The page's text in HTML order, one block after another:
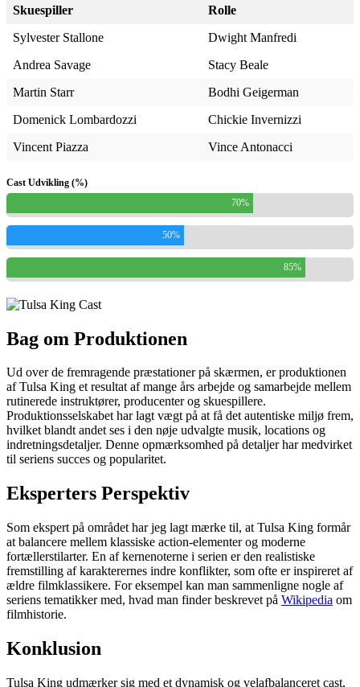
Skuespiller
Rolle
Sylvester Stallone
Dwight Manfredi
Andrea Savage
Stacy Beale
Martin Starr
Bodhi Geigerman
Domenick Lombardozzi
Chickie Invernizzi
Vincent Piazza
Vince Antonacci
Cast Udvikling (%)
70%
50%
85%
Bag om Produktionen
Ud over de fremragende præstationer på skærmen, er produktionen
af Tulsa King et resultat af mange års arbejde og samarbejde mellem
rutinerede instruktører, producenter og skuespillere.
Produktionsselskabet har lagt vægt på at få det autentiske miljø frem,
hvilket blandt andet ses i den nøje udvalgte musik, locations og
indretningsdetaljer. Denne opmærksomhed på detaljer har medvirket
til seriens succes og popularitet.
Eksperters Perspektiv
Som ekspert på området har jeg lagt mærke til, at Tulsa King formår
at balancere mellem klassiske action-elementer og moderne
fortællerstilarter. En af kernenoterne i serien er den realistiske
fremstilling af karakterernes indre konflikter, som ofte er inspireret af
ældre filmklassikere. For eksempel kan man sammenligne nogle af
seriens tematikker med, hvad man finder beskrevet på Wikipedia om
filmhistorie.
Konklusion
Tulsa King udmærker sig med et dynamisk og velafbalanceret cast,